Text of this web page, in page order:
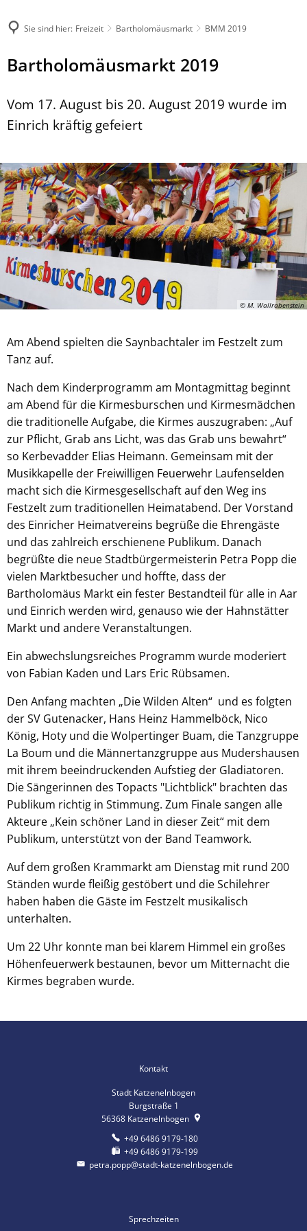
Sie sind hier: Freizeit Bartholomäusmarkt BMM 2019
Bartholomäusmarkt 2019
Vom 17. August bis 20. August 2019 wurde im
Einrich kräftig gefeiert
© M. Wallrabenstein
Am Abend spielten die Saynbachtaler im Festzelt zum
Tanz auf.
Nach dem Kinderprogramm am Montagmittag beginnt
am Abend für die Kirmesburschen und Kirmesmädchen
die traditionelle Aufgabe, die Kirmes auszugraben: „Auf
zur Pflicht, Grab ans Licht, was das Grab uns bewahrt“
so Kerbevadder Elias Heimann. Gemeinsam mit der
Musikkapelle der Freiwilligen Feuerwehr Laufenselden
macht sich die Kirmesgesellschaft auf den Weg ins
Festzelt zum traditionellen Heimatabend. Der Vorstand
des Einricher Heimatvereins begrüße die Ehrengäste
und das zahlreich erschienene Publikum. Danach
begrüßte die neue Stadtbürgermeisterin Petra Popp die
vielen Marktbesucher und hoffte, dass der
Bartholomäus Markt ein fester Bestandteil für alle in Aar
und Einrich werden wird, genauso wie der Hahnstätter
Markt und andere Veranstaltungen.
Ein abwechslungsreiches Programm wurde moderiert
von Fabian Kaden und Lars Eric Rübsamen.
Den Anfang machten „Die Wilden Alten“ und es folgten
der SV Gutenacker, Hans Heinz Hammelböck, Nico
König, Hoty und die Wolpertinger Buam, die Tanzgruppe
La Boum und die Männertanzgruppe aus Mudershausen
mit ihrem beeindruckenden Aufstieg der Gladiatoren.
Die Sängerinnen des Topacts "Lichtblick" brachten das
Publikum richtig in Stimmung. Zum Finale sangen alle
Akteure „Kein schöner Land in dieser Zeit“ mit dem
Publikum, unterstützt von der Band Teamwork.
Auf dem großen Krammarkt am Dienstag mit rund 200
Ständen wurde fleißig gestöbert und die Schilehrer
haben haben die Gäste im Festzelt musikalisch
unterhalten.
Um 22 Uhr konnte man bei klarem Himmel ein großes
Höhenfeuerwerk bestaunen, bevor um Mitternacht die
Kirmes begraben wurde.
Kontakt
Stadt Katzenelnbogen
Burgstraße 1
56368 Katzenelnbogen
+49 6486 9179-180
+49 6486 9179-199
petra.popp@stadt-katzenelnbogen.de
Sprechzeiten